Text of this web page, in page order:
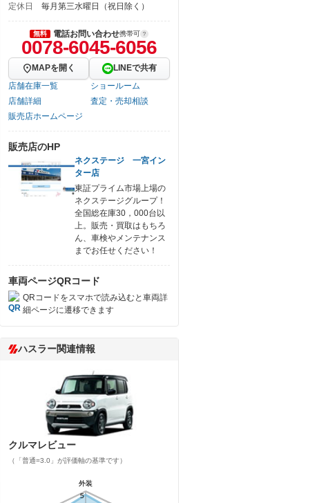
定休日
毎月第三水曜日（祝日除く）
無料 電話お問い合わせ携帯可
0078-6045-6056
MAPを開く
LINEで共有
店舗在庫一覧
ショールーム
店舗詳細
査定・売却相談
販売店ホームページ
販売店のHP
ネクステージ 一宮イン
ター店
東証プライム市場上場の
ネクステージグループ！
全国総在庫30，000台以
上。販売・買取はもちろ
ん、車検やメンテナンス
までお任せください！
車両ページQRコード
QRコードをスマホで読み込むと車両詳
細ページに遷移できます
ハスラー関連情報
クルマレビュー
（「普通=3.0」が評価軸の基準です）
外装
5
外装
5